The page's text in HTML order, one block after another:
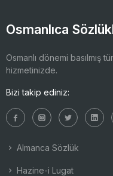
Osmanlıca
Osmanlı dönemi basılmış
hizmetinizde.
Bizi takip ediniz:
Almanca Sözlük
Hazine-i Lugat